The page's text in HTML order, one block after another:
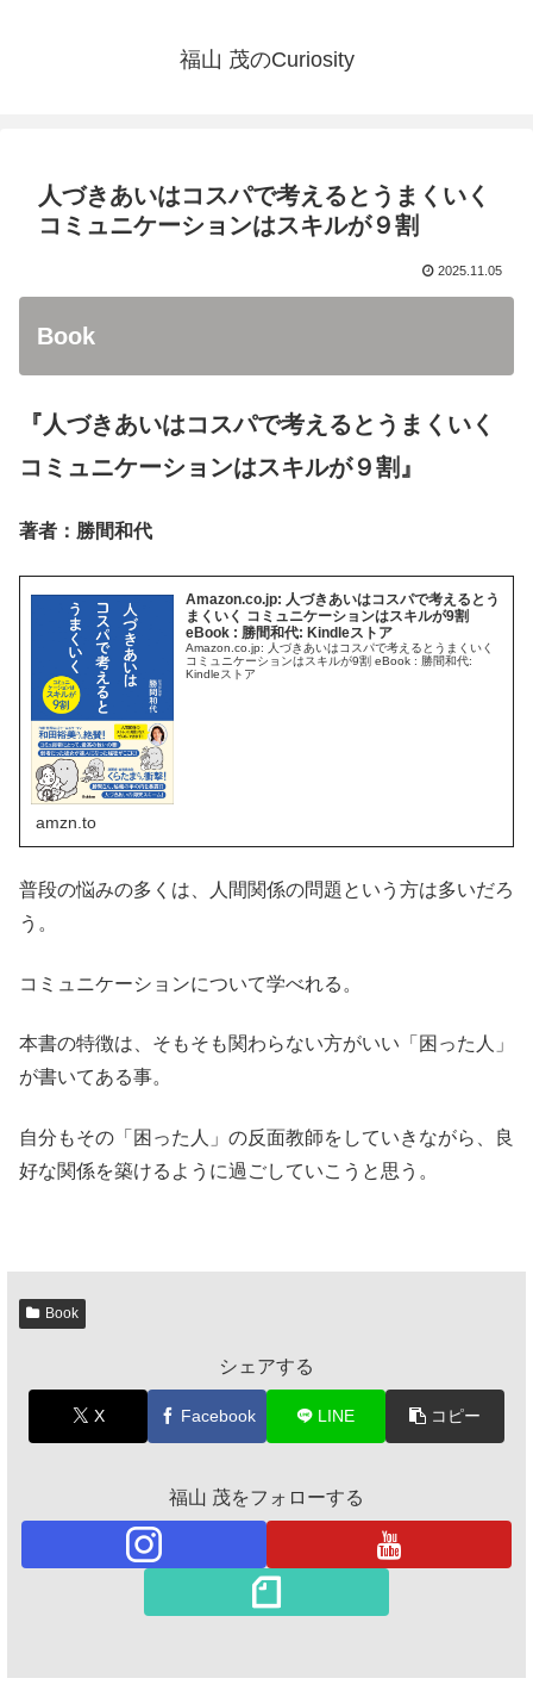
福山 茂のCuriosity
人づきあいはコスパで考えるとうまくいく
コミュニケーションはスキルが９割
2025.11.05
Book
『人づきあいはコスパで考えるとうまくいく
コミュニケーションはスキルが９割』
著者：勝間和代
Amazon.co.jp: 人づきあいはコスパで考えるとう
まくいく コミュニケーションはスキルが9割
eBook : 勝間和代: Kindleストア
Amazon.co.jp: 人づきあいはコスパで考えるとうまくいく
コミュニケーションはスキルが9割 eBook : 勝間和代:
Kindleストア
amzn.to
普段の悩みの多くは、人間関係の問題という方は多いだろ
う。
コミュニケーションについて学べれる。
本書の特徴は、そもそも関わらない方がいい「困った人」
が書いてある事。
自分もその「困った人」の反面教師をしていきながら、良
好な関係を築けるように過ごしていこうと思う。
Book
シェアする
X Facebook LINE コピー
福山 茂をフォローする